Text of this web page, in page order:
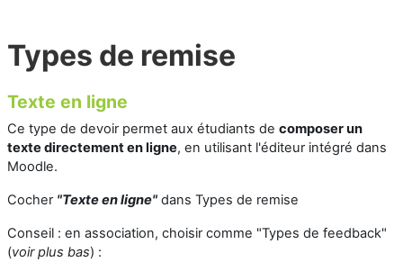
Types de remise
Texte en ligne
Ce type de devoir permet aux étudiants de composer un
texte directement en ligne, en utilisant l'éditeur intégré dans
Moodle.
Cocher "Texte en ligne" dans Types de remise
Conseil : en association, choisir comme "Types de feedback"
(voir plus bas) :